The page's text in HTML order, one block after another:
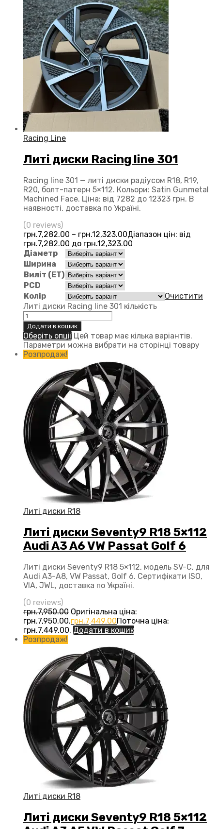
Racing Line
Литі диски Racing line 301
Racing line 301 — литі диски радіусом R18, R19,
R20, болт-патерн 5×112. Кольори: Satin Gunmetal
Machined Face. Ціна: від 7282 до 12323 грн. В
наявності, доставка по Україні.
(0 reviews)
грн.7,282.00 – грн.12,323.00Діапазон цін: від
грн.7,282.00 до грн.12,323.00
Діаметр
Ширина
Виліт (ЕТ)
PCD
Колір
Очистити
Литі диски Racing line 301 кількість
Додати в кошик
Оберіть опції Цей товар має кілька варіантів.
Параметри можна вибрати на сторінці товару
Розпродаж!
Литі диски R18
Литі диски Seventy9 R18 5×112
Audi A3 A6 VW Passat Golf 6
Литі диски Seventy9 R18 5×112, модель SV-C, для
Audi A3-A8, VW Passat, Golf 6. Сертифікати ISO,
VIA, JWL, доставка по Україні.
(0 reviews)
грн.7,950.00 Оригінальна ціна:
грн.7,950.00.грн.7,449.00Поточна ціна:
грн.7,449.00. Додати в кошик
Розпродаж!
Литі диски R18
Литі диски Seventy9 R18 5×112